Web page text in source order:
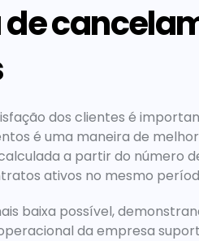
de
dos clientes é
é uma maneira de
a partir do número
ativos no mesmo
baixa possível,
da empresa